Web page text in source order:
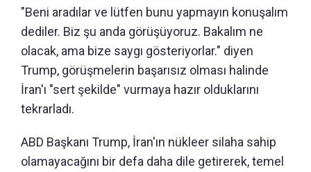
"Beni aradılar ve lütfen bunu yapmayın konuşalım
dediler. Biz şu anda görüşüyoruz. Bakalım ne
olacak, ama bize saygı gösteriyorlar." diyen
Trump, görüşmelerin başarısız olması halinde
İran'ı "sert şekilde" vurmaya hazır olduklarını
tekrarladı.
ABD Başkanı Trump, İran'ın nükleer silaha sahip
olamayacağını bir defa daha dile getirerek, temel